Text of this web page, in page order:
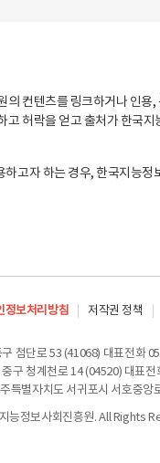
컨텐츠를 링크하거나 인
허락을 얻고 출처가 한국
고자 하는 경우, 한국지능
정보처리방침 저작권 정책
구 첨단로 53 (41068) 대표전화
중구 청계천로 14 (04520) 대표
특별자치도 서귀포시 서호중
능정보사회진흥원. All Rights